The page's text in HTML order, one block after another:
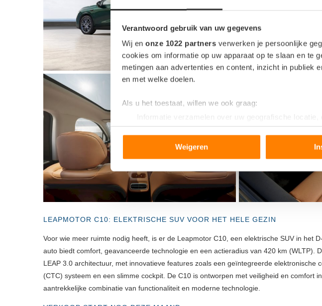
Verantwoord gebruik van uw gegevens
Wij en onze 1022 partners verwerken je persoonlijke
cookies om informatie op uw apparaat op te slaan en te
metingen aan advertenties en content, inzicht in publiek
en met welke doelen.
Als u het toestaat, willen we ook graag:
Informatie verzamelen over uw geografische
Lees meer over hoe uw persoonlijke gegevens worden
We gebruiken cookies om content en advertenties te
websiteverkeer te analyseren. Ook delen we informatie
media, adverteren en analyse. Deze partners kunnen
Weigeren
LEAPMOTOR C10: ELEKTRISCHE SUV VOOR HET HELE GEZIN
Voor wie meer ruimte nodig heeft, is er de Leapmotor C10, een elektrische SUV in het
auto biedt comfort, geavanceerde technologie en een actieradius van 420 km (WLTP).
LEAP 3.0 architectuur, met innovatieve features zoals een geïntegreerde elektronische
(CTC) systeem en een slimme cockpit. De C10 is ontworpen met veiligheid en comfort
aantrekkelijke combinatie van functionaliteit en moderne technologie.